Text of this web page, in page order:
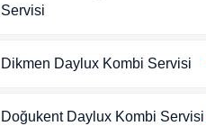
Servisi
Dikmen Daylux Kombi Servisi
Doğukent Daylux Kombi Servisi